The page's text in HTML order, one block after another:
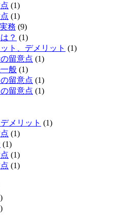
(1)
(1)
務 (9)
？ (1)
ト、デメリット (1)
留意点 (1)
般 (1)
留意点 (1)
留意点 (1)
メリット (1)
(1)
(1)
(1)
(1)